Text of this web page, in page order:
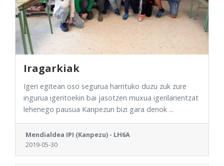
Iragarkiak
Igeri egitean oso segurua harrituko duzu zuk zure
ingurua igeritoekin bai jasotzen muxua igerilarientzat
lehenego pausua Kanpezun bizi gara denok ...
Mendialdea IPI (Kanpezu) - LH6A
2019-05-30